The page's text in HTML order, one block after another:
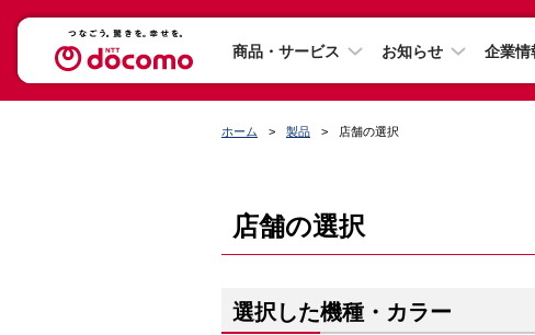
商品・サービス お知らせ 企業情
ホーム 製品 店舗の選択
店舗の選択
選択した機種・カラー